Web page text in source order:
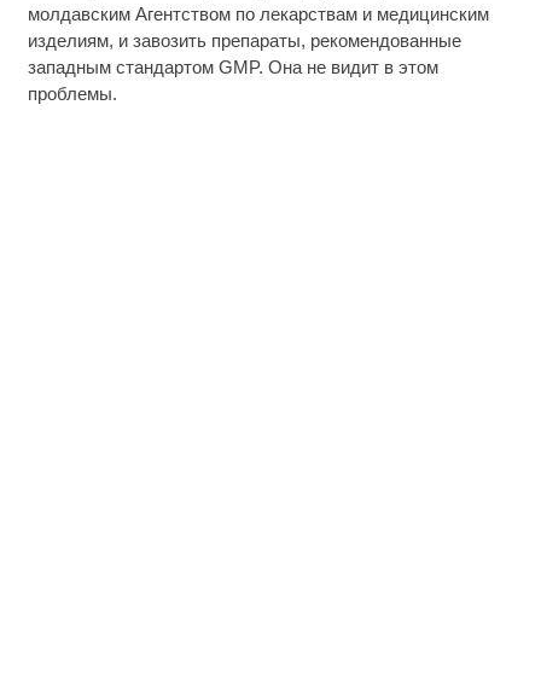
молдавским Агентством по лекарствам и медицинским
изделиям, и завозить препараты, рекомендованные
западным стандартом GMP. Она не видит в этом
проблемы.